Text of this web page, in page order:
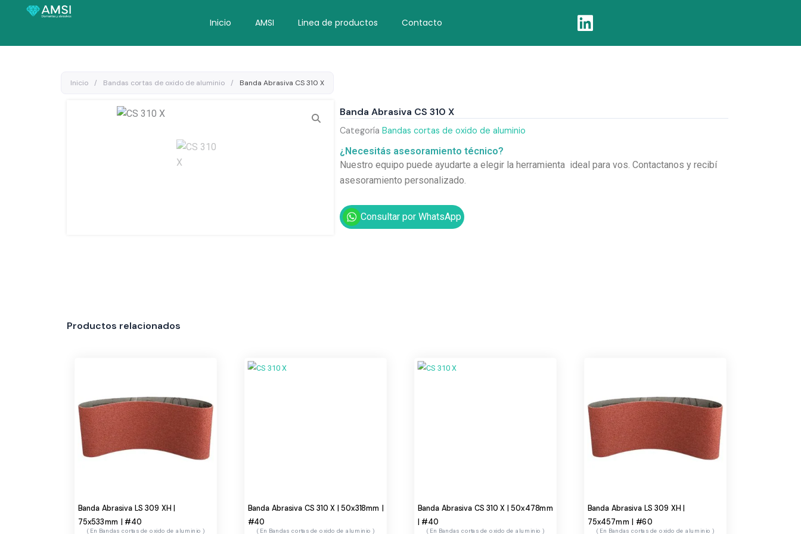
Inicio AMSI Linea de productos Contacto
Inicio / Bandas cortas de oxido de aluminio / Banda Abrasiva CS 310 X
Banda Abrasiva CS 310 X
Categoría Bandas cortas de oxido de aluminio
¿Necesitás asesoramiento técnico?
Nuestro equipo puede ayudarte a elegir la herramienta ideal para vos. Contactanos y recibí
asesoramiento personalizado.
Consultar por WhatsApp
Productos relacionados
Banda Abrasiva LS 309 XH |
75x533mm | #40
Bandas cortas de oxido de aluminio
Banda Abrasiva CS 310 X | 50x318mm |
#40
Bandas cortas de oxido de aluminio
Banda Abrasiva CS 310 X | 50x478mm
| #40
Bandas cortas de oxido de aluminio
Banda Abrasiva LS 309 XH |
75x457mm | #60
Bandas cortas de oxido de aluminio